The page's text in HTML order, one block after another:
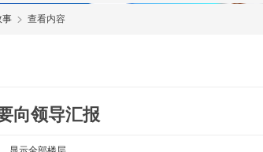
事 查看内容
向领导汇报